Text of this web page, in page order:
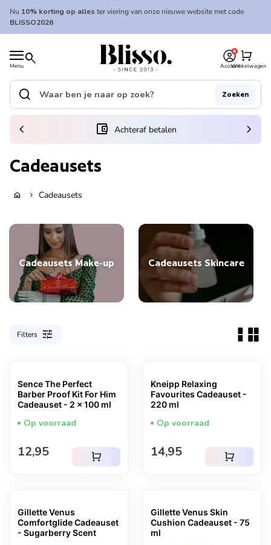
Overslaan naar inhoud
Nu 10% korting op alles ter viering van onze nieuwe website met code
BLISSO2026
Menu search
Home
AccountWinkelwagen
shopping_cart
Home
Zoek op"
search Zoeken
(link opent in nieuw tabblad/venster)
account_balance_wallet Achteraf betalen
chevron_left chevron_right
Cadeausets
home chevron_right Cadeausets
Cadeausets Make-up Cadeausets Skincare
Filters tune
Sence The Perfect
Barber Proof Kit For Him
Cadeauset - 2 x 100 ml
Op voorraad
Normale prijs
12,95 shopping_cart
Kneipp Relaxing
Favourites Cadeauset -
220 ml
Op voorraad
Normale prijs
14,95 shopping_cart
Gillette Venus
Comfortglide Cadeauset
- Sugarberry Scent
Gillette Venus Skin
Cushion Cadeauset - 75
ml